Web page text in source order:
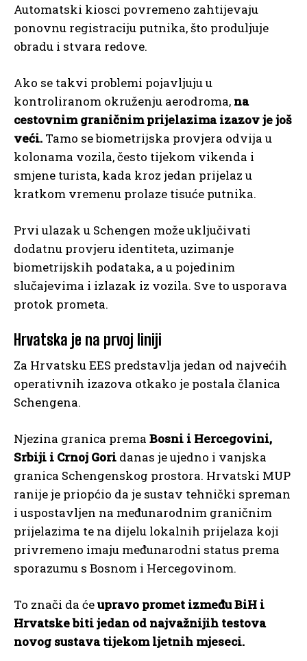
Automatski kiosci povremeno zahtijevaju
ponovnu registraciju putnika, što produljuje
obradu i stvara redove.
Ako se takvi problemi pojavljuju u
kontroliranom okruženju aerodroma, na
cestovnim graničnim prijelazima izazov je još
veći. Tamo se biometrijska provjera odvija u
kolonama vozila, često tijekom vikenda i
smjene turista, kada kroz jedan prijelaz u
kratkom vremenu prolaze tisuće putnika.
Prvi ulazak u Schengen može uključivati
dodatnu provjeru identiteta, uzimanje
biometrijskih podataka, a u pojedinim
slučajevima i izlazak iz vozila. Sve to usporava
protok prometa.
Hrvatska je na prvoj liniji
Za Hrvatsku EES predstavlja jedan od najvećih
operativnih izazova otkako je postala članica
Schengena.
Njezina granica prema Bosni i Hercegovini,
Srbiji i Crnoj Gori danas je ujedno i vanjska
granica Schengenskog prostora. Hrvatski MUP
ranije je priopćio da je sustav tehnički spreman
i uspostavljen na međunarodnim graničnim
prijelazima te na dijelu lokalnih prijelaza koji
privremeno imaju međunarodni status prema
sporazumu s Bosnom i Hercegovinom.
To znači da ćeupravo promet između BiH i
Hrvatske biti jedan od najvažnijih testova
novog sustava tijekom ljetnih mjeseci.